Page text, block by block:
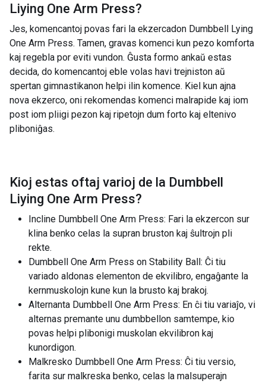
Liying One Arm Press?
Jes, komencantoj povas fari la ekzercadon Dumbbell Lying
One Arm Press. Tamen, gravas komenci kun pezo komforta
kaj regebla por eviti vundon. Ĝusta formo ankaŭ estas
decida, do komencantoj eble volas havi trejniston aŭ
spertan gimnastikanon helpi ilin komence. Kiel kun ajna
nova ekzerco, oni rekomendas komenci malrapide kaj iom
post iom pliigi pezon kaj ripetojn dum forto kaj eltenivo
pliboniĝas.
Kioj estas oftaj varioj de la Dumbbell
Liying One Arm Press?
Incline Dumbbell One Arm Press: Fari la ekzercon sur
klina benko celas la supran bruston kaj ŝultrojn pli
rekte.
Dumbbell One Arm Press on Stability Ball: Ĉi tiu
variado aldonas elementon de ekvilibro, engaĝante la
kernmuskolojn kune kun la brusto kaj brakoj.
Alternanta Dumbbell One Arm Press: En ĉi tiu variaĵo, vi
alternas premante unu dumbbellon samtempe, kio
povas helpi plibonigi muskolan ekvilibron kaj
kunordigon.
Malkresko Dumbbell One Arm Press: Ĉi tiu versio,
farita sur malkreska benko, celas la malsuperajn